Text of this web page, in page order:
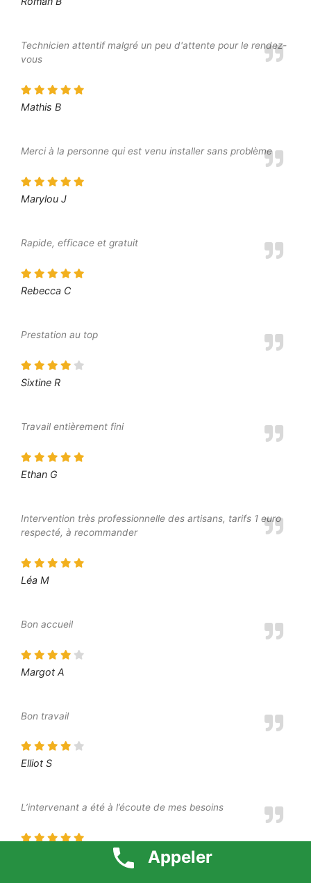
Technicien attentif malgré un peu d'attente pour le rendez-
vous
Mathis B
Merci à la personne qui est venu installer sans problème
Marylou J
Rapide, efficace et gratuit
Rebecca C
Prestation au top
Sixtine R
Travail entièrement fini
Ethan G
Intervention très professionnelle des artisans, tarifs 1 euro
respecté, à recommander
Léa M
Bon accueil
Margot A
Bon travail
Elliot S
L’intervenant a été à l’écoute de mes besoins
Appeler